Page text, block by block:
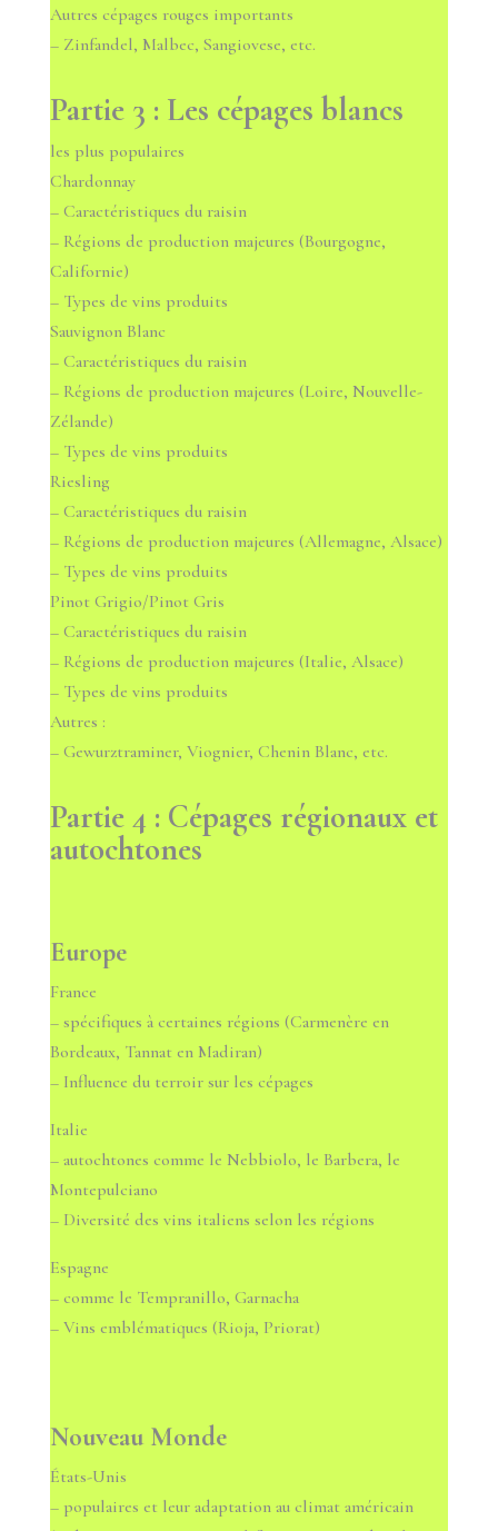
Autres cépages rouges importants
– Zinfandel, Malbec, Sangiovese, etc.
Partie 3 : Les cépages blancs
les plus populaires
Chardonnay
– Caractéristiques du raisin
– Régions de production majeures (Bourgogne,
Californie)
– Types de vins produits
Sauvignon Blanc
– Caractéristiques du raisin
– Régions de production majeures (Loire, Nouvelle-
Zélande)
– Types de vins produits
Riesling
– Caractéristiques du raisin
– Régions de production majeures (Allemagne, Alsace)
– Types de vins produits
Pinot Grigio/Pinot Gris
– Caractéristiques du raisin
– Régions de production majeures (Italie, Alsace)
– Types de vins produits
Autres :
– Gewurztraminer, Viognier, Chenin Blanc, etc.
Partie 4 : Cépages régionaux et
autochtones
Europe
France
– spécifiques à certaines régions (Carmenère en
Bordeaux, Tannat en Madiran)
– Influence du terroir sur les cépages
Italie
– autochtones comme le Nebbiolo, le Barbera, le
Montepulciano
– Diversité des vins italiens selon les régions
Espagne
– comme le Tempranillo, Garnacha
– Vins emblématiques (Rioja, Priorat)
Nouveau Monde
États-Unis
– populaires et leur adaptation au climat américain